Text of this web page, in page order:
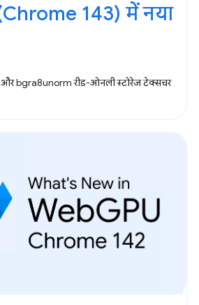
143) में नया
bgra8unorm रीड-ओनली स्टोरेज टेक्सचर